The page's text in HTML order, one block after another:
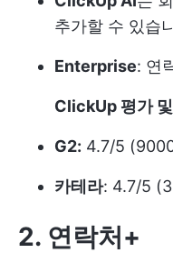
추가할 수 있습
Enterprise: 연
ClickUp 평가
G2: 4.7/5
카테라: 4.7/5
2. 연락처+